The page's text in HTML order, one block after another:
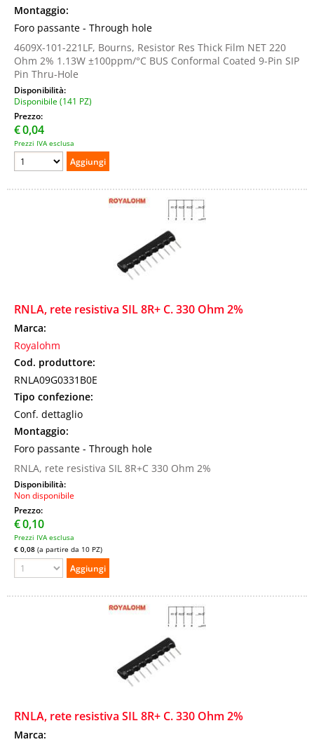
Montaggio:
Foro passante - Through hole
4609X-101-221LF, Bourns, Resistor Res Thick Film NET 220
Ohm 2% 1.13W ±100ppm/°C BUS Conformal Coated 9-Pin SIP
Pin Thru-Hole
Disponibilità:
Disponibile (141 PZ)
Prezzo:
€0,04
Prezzi IVA esclusa
RNLA, rete resistiva SIL 8R+ C. 330 Ohm 2%
Marca:
Royalohm
Cod. produttore:
RNLA09G0331B0E
Tipo confezione:
Conf. dettaglio
Montaggio:
Foro passante - Through hole
RNLA, rete resistiva SIL 8R+C 330 Ohm 2%
Disponibilità:
Non disponibile
Prezzo:
€0,10
Prezzi IVA esclusa
€ 0,08 (a partire da 10 PZ)
RNLA, rete resistiva SIL 8R+ C. 330 Ohm 2%
Marca: